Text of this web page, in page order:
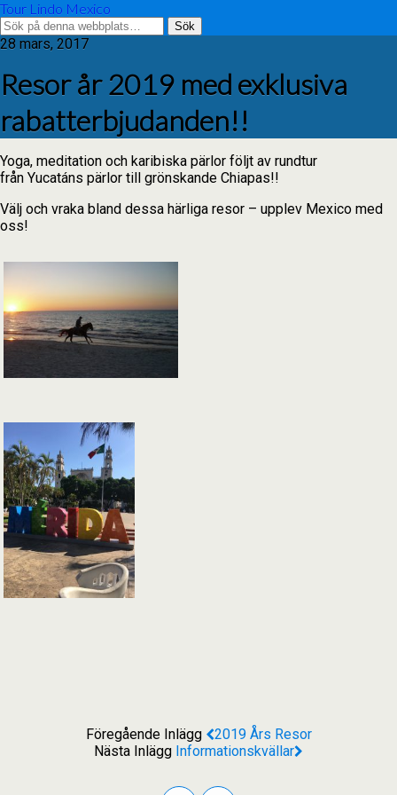
Tour Lindo Mexico
28 mars, 2017
Resor år 2019 med exklusiva
rabatterbjudanden!!
Yoga, meditation och karibiska pärlor följt av rundtur
från Yucatáns pärlor till grönskande Chiapas!!
Välj och vraka bland dessa härliga resor – upplev Mexico med
oss!
Föregående Inlägg
2019 Års Resor
Nästa Inlägg Informationskvällar